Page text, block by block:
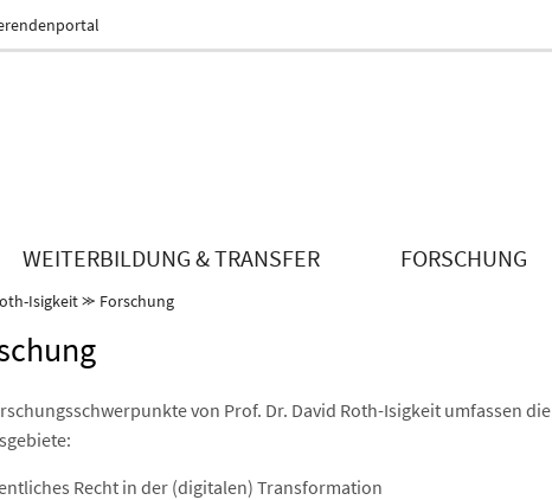
WEITERBILDUNG & TRANSFER FORSCHUNG
Isigkeit⪼ Forschung
von Prof. Dr. David Roth-Isigkeit umfassen die
Recht in der (digitalen) Transformation